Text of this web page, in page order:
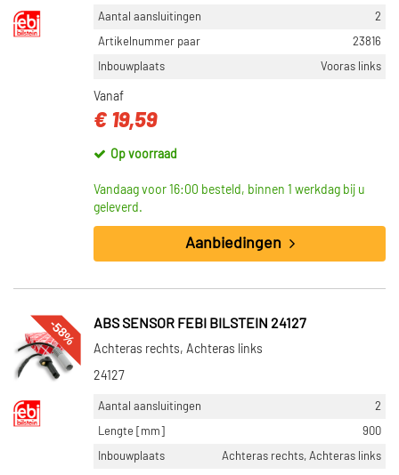
Aantal aansluitingen
2
Artikelnummer paar
23816
Inbouwplaats
Vooras links
Vanaf
€ 19,59
Op voorraad
Vandaag voor 16:00 besteld, binnen 1 werkdag bij u
geleverd.
Aanbiedingen
-58% ABS SENSOR FEBI BILSTEIN 24127
Achteras rechts, Achteras links
24127
Aantal aansluitingen
2
Lengte [mm]
900
Inbouwplaats
Achteras rechts, Achteras links